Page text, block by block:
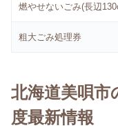
燃やせないごみ(長辺
粗大ごみ処理券
北海道美唄市
度最新情報